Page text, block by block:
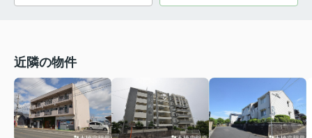
近隣の物件